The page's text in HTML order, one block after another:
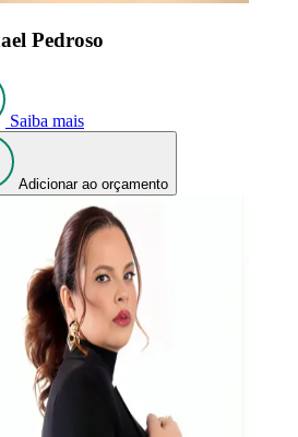
Pedroso
Saiba mais
Adicionar ao orçamento